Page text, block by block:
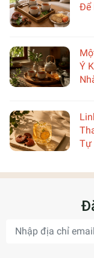
Để
Ý
Tự